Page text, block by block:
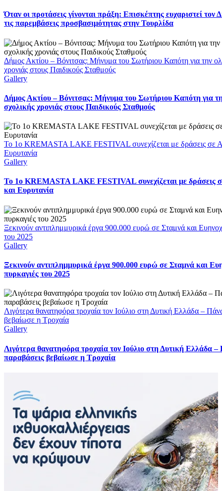
Όταν οι προτάσεις γίνονται πράξη: Επισκέπτης ευχαριστεί τον
τις παρεμβάσεις προσβασιμότητας στην Τουρλίδα
Δήμος Ακτίου – Βόνιτσας: Μήνυμα του Σωτήριου Καπότη για την
χρονιάς στους Παιδικούς Σταθμούς
Gallery
Δήμος Ακτίου – Βόνιτσας: Μήνυμα του Σωτήριου Καπότη για
σχολικής χρονιάς στους Παιδικούς Σταθμούς
Το 1ο KREMASTA LAKE FESTIVAL συνεχίζεται με δράσεις σε
Ευρυτανία
Gallery
Το 1ο KREMASTA LAKE FESTIVAL συνεχίζεται με δράσεις
και Ευρυτανία
Ξεκινούν αντιπλημμυρικά έργα 900.000 ευρώ σε Σταμνά και
του 2025
Gallery
Ξεκινούν αντιπλημμυρικά έργα 900.000 ευρώ σε Σταμνά και
πυρκαγιές του 2025
Λιγότερα θανατηφόρα τροχαία τον Ιούλιο στη Δυτική Ελλάδα –
βεβαίωσε η Τροχαία
Gallery
Λιγότερα θανατηφόρα τροχαία τον Ιούλιο στη Δυτική Ελλάδα
παραβάσεις βεβαίωσε η Τροχαία